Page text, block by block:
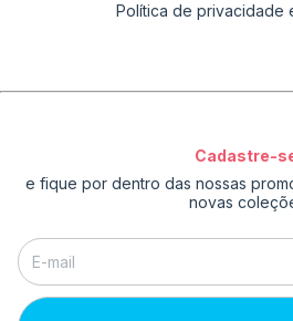
Política de privacidade
Cadastre-
e fique por dentro das nossas
novas